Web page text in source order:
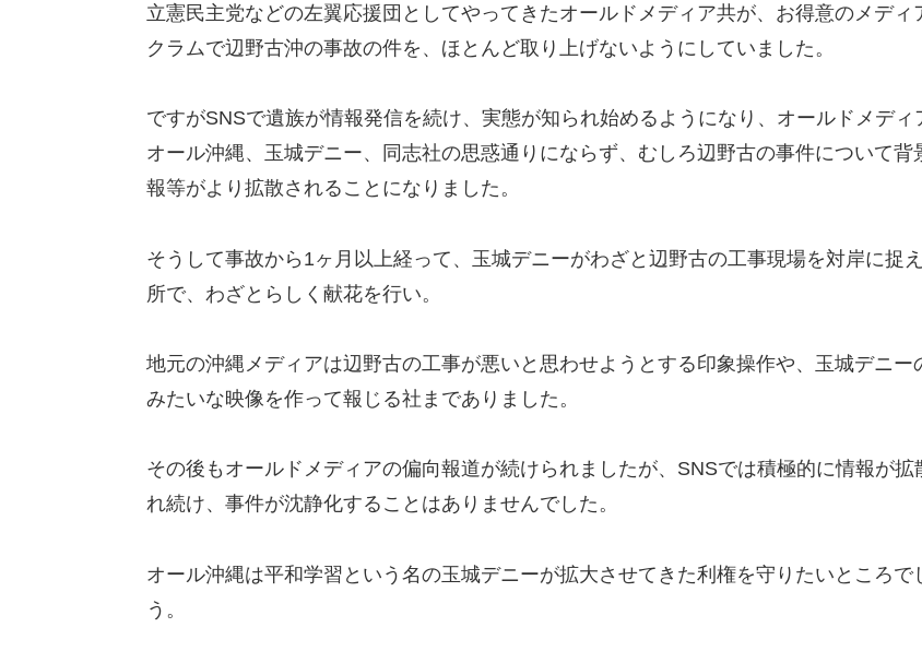
立憲民主党などの左翼応援団としてやってきたオールドメディア共が、お得意のメディ
クラムで辺野古沖の事故の件を、ほとんど取り上げないようにしていました。
ですがSNSで遺族が情報発信を続け、実態が知られ始めるようになり、オールドメディ
オール沖縄、玉城デニー、同志社の思惑通りにならず、むしろ辺野古の事件について背
報等がより拡散されることになりました。
そうして事故から1ヶ月以上経って、玉城デニーがわざと辺野古の工事現場を対岸に捉
所で、わざとらしく献花を行い。
地元の沖縄メディアは辺野古の工事が悪いと思わせようとする印象操作や、玉城デニー
みたいな映像を作って報じる社までありました。
その後もオールドメディアの偏向報道が続けられましたが、SNSでは積極的に情報が拡
れ続け、事件が沈静化することはありませんでした。
オール沖縄は平和学習という名の玉城デニーが拡大させてきた利権を守りたいところで
う。